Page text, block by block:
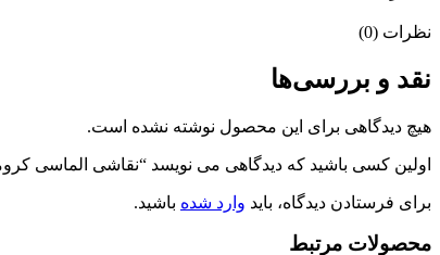
نظرات (0)
نقد و بررسی‌ها
هیچ دیدگاهی برای این محصول نوشته نشده است.
اولین کسی باشید که دیدگاهی می نویسد “نقاشی الماسی
برای فرستادن دیدگاه، باید وارد شده باشید.
محصولات مرتبط